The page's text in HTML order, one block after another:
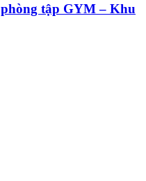
tập GYM – Khu